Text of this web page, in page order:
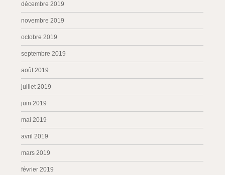
décembre 2019
novembre 2019
octobre 2019
septembre 2019
août 2019
juillet 2019
juin 2019
mai 2019
avril 2019
mars 2019
février 2019